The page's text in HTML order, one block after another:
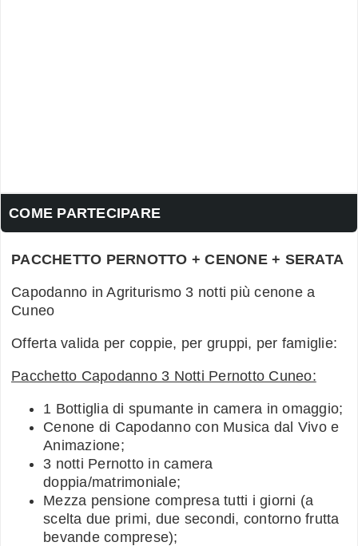
COME PARTECIPARE
PACCHETTO PERNOTTO + CENONE + SERATA
Capodanno in Agriturismo 3 notti più cenone a
Cuneo
Offerta valida per coppie, per gruppi, per famiglie:
Pacchetto Capodanno 3 Notti Pernotto Cuneo:
1 Bottiglia di spumante in camera in omaggio;
Cenone di Capodanno con Musica dal Vivo e
Animazione;
3 notti Pernotto in camera
doppia/matrimoniale;
Mezza pensione compresa tutti i giorni (a
scelta due primi, due secondi, contorno frutta
bevande comprese);